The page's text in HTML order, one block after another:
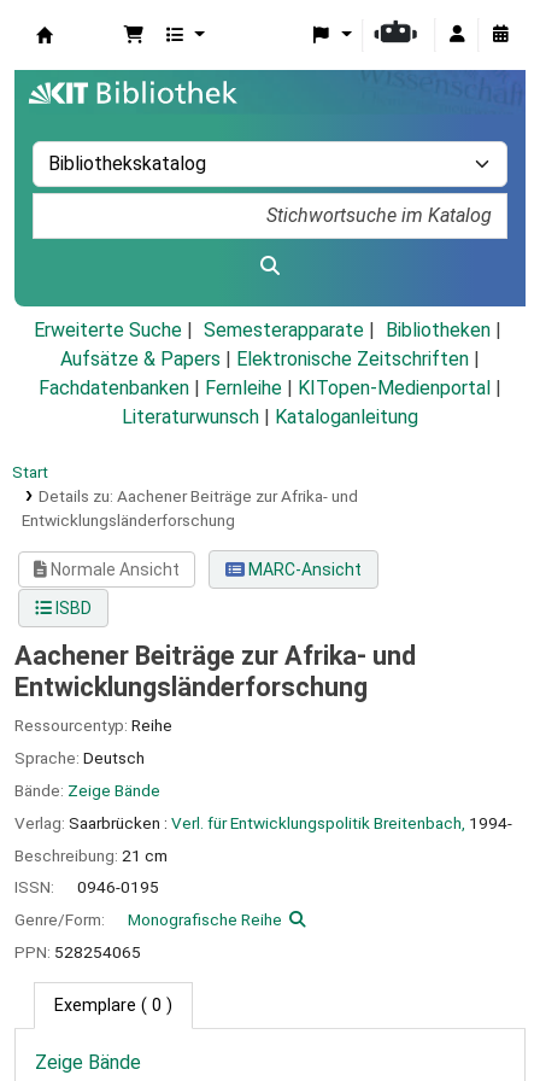
Erweiterte Suche Semesterapparate
Bibliotheken
Aufsätze & Papers
Elektronische Zeitschriften
Fachdatenbanken
Fernleihe KITopen-Medienportal
Literaturwunsch
Kataloganleitung
Start
Details zu: Aachener Beiträge zur Afrika- und
Entwicklungsländerforschung
Normale Ansicht
MARC-Ansicht
ISBD
Aachener Beiträge zur Afrika- und
Entwicklungsländerforschung
Ressourcentyp: Reihe
Sprache: Deutsch
Bände: Zeige Bände
Verlag: Saarbrücken : Verl. für Entwicklungspolitik Breitenbach, 1994-
Beschreibung: 21 cm
ISSN:
0946-0195
Genre/Form:
Monografische Reihe
PPN: 528254065
Exemplare ( 0 )
Zeige Bände